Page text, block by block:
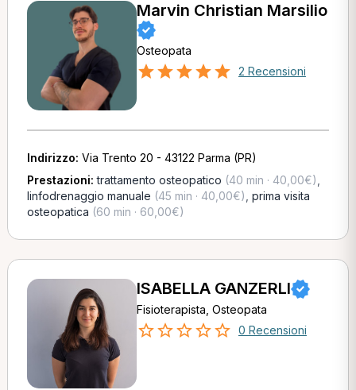
Marvin Christian Marsilio
Osteopata
2 Recensioni
Indirizzo: Via Trento 20 - 43122 Parma (PR)
Prestazioni:trattamento osteopatico (40 min · 40,00€)
linfodrenaggio manuale (45 min · 40,00€) prima visita
osteopatica (60 min · 60,00€)
ISABELLA GANZERLI
Fisioterapista, Osteopata
0 Recensioni